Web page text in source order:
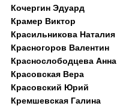
Кочергин Эдуард
Крамер Виктор
Красильникова Наталия
Красногоров Валентин
Краснослободцева Анна
Красовская Вера
Красовский Юрий
Кремшевская Галина